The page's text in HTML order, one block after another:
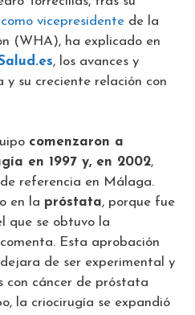
vicepresidente de la
(WHA), ha explicado en
, los avances y
su creciente relación con
comenzaron a
en 1997 y, en 2002,
referencia en Málaga.
en la próstata, porque fue
que se obtuvo la
Esta aprobación
de ser experimental y
con cáncer de próstata
la criocirugía se expandió